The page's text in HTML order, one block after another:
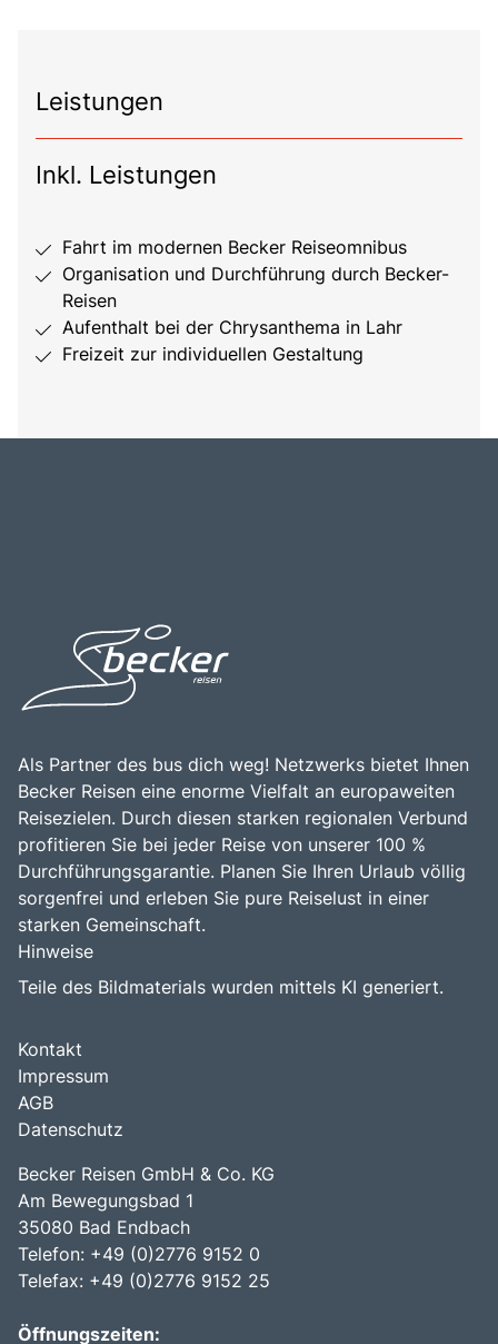
Leistungen
Inkl. Leistungen
Fahrt im modernen Becker Reiseomnibus
Organisation und Durchführung durch Becker-
Reisen
Aufenthalt bei der Chrysanthema in Lahr
Freizeit zur individuellen Gestaltung
Als Partner des bus dich weg! Netzwerks bietet Ihnen
Becker Reisen eine enorme Vielfalt an europaweiten
Reisezielen. Durch diesen starken regionalen Verbund
profitieren Sie bei jeder Reise von unserer 100 %
Durchführungsgarantie. Planen Sie Ihren Urlaub völlig
sorgenfrei und erleben Sie pure Reiselust in einer
starken Gemeinschaft.
Hinweise
Teile des Bildmaterials wurden mittels KI generiert.
Kontakt
Impressum
AGB
Datenschutz
Becker Reisen GmbH & Co. KG
Am Bewegungsbad 1
35080 Bad Endbach
Telefon: +49 (0)2776 9152 0
Telefax: +49 (0)2776 9152 25
Öffnungszeiten: